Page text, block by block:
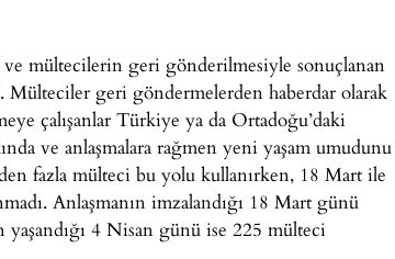
mültecilerin geri gönderilmesiyle sonuçlanan
geri göndermelerden haberdar olarak
çalışanlar Türkiye ya da Ortadoğu’daki
ve anlaşmalara rağmen yeni yaşam umudunu
fazla mülteci bu yolu kullanırken, 18 Mart ile
Anlaşmanın imzalandığı 18 Mart günü
4 Nisan günü ise 225 mülteci